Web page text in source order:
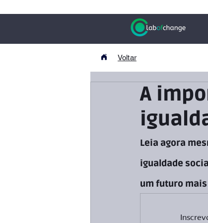
Voltar
A
Leia agora
igualdade
um futuro